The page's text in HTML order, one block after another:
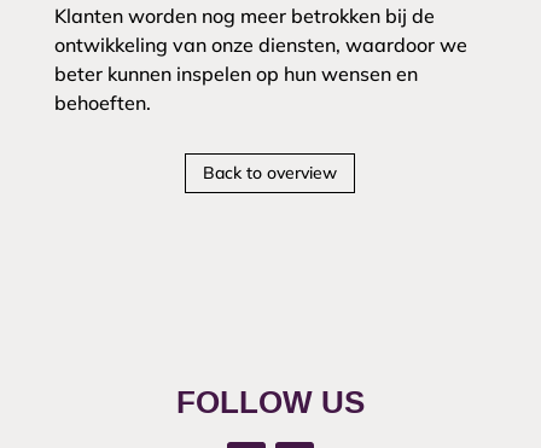
Klanten worden nog meer betrokken bij de
ontwikkeling van onze diensten, waardoor we
beter kunnen inspelen op hun wensen en
behoeften.
Back to overview
FOLLOW US